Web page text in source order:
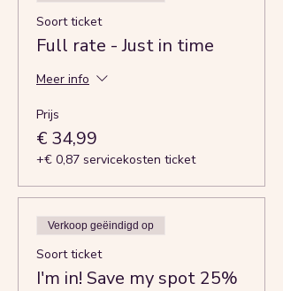
Soort ticket
Full rate - Just in time
Meer info
Prijs
€ 34,99
+€ 0,87 servicekosten ticket
Verkoop geëindigd op
Soort ticket
I'm in! Save my spot 25%